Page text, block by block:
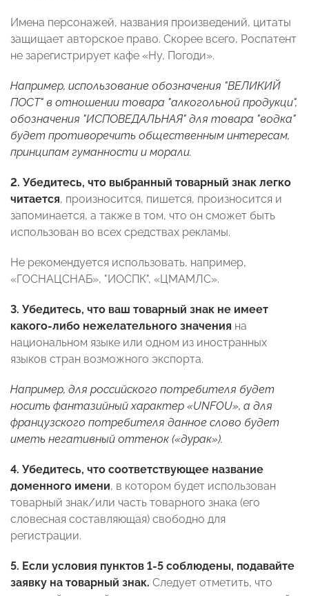
Имена персонажей, названия произведений, цитаты
защищает авторское право. Скорее всего, Роспатент
не зарегистрирует кафе «Ну, Погоди».
Например, использование обозначения "ВЕЛИКИЙ
ПОСТ" в отношении товара "алкогольной продукци",
обозначения "ИСПОВЕДАЛЬНАЯ" для товара "водка"
будет противоречить общественным интересам,
принципам гуманности и морали.
2. Убедитесь, что выбранный товарный знак легко
читается, произносится, пишется, произносится и
запоминается, а также в том, что он сможет быть
использован во всех средствах рекламы.
Не рекомендуется использовать, например,
«ГОСНАЦСНАБ», "ИОСПК", «ЦМАМЛС».
3. Убедитесь, что ваш товарный знак не имеет
какого-либо нежелательного значения на
национальном языке или одном из иностранных
языков стран возможного экспорта.
Например, для российского потребителя будет
носить фантазийный характер «UNFOU», а для
французского потребителя данное слово будет
иметь негативный оттенок («дурак»).
4. Убедитесь, что соответствующее название
доменного имени, в котором будет использован
товарный знак/или часть товарного знака (его
словесная составляющая) свободно для
регистрации.
5. Если условия пунктов 1-5 соблюдены, подавайте
заявку на товарный знак. Следует отметить, что